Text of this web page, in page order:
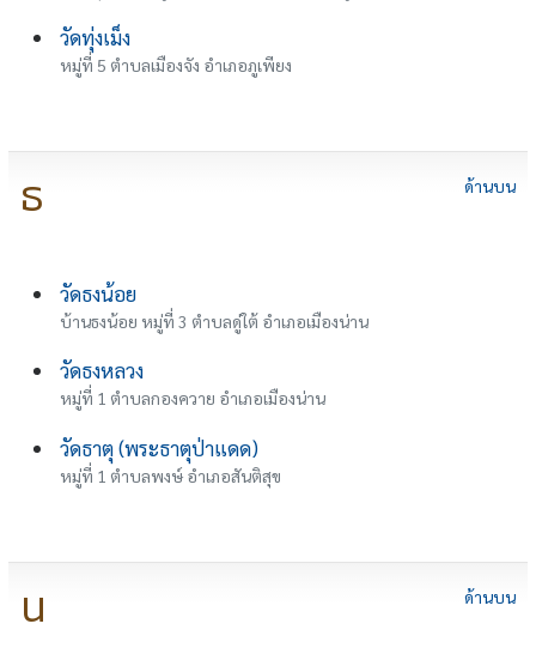
วัดทุ่งเม็ง
หมู่ที่ 5 ตำบลเมืองจัง อำเภอภูเพียง
ด้านบน
ธ
วัดธงน้อย
บ้านธงน้อย หมู่ที่ 3 ตำบลดู่ใต้ อำเภอเมืองน่าน
วัดธงหลวง
หมู่ที่ 1 ตำบลกองควาย อำเภอเมืองน่าน
วัดธาตุ (พระธาตุป่าแดด)
หมู่ที่ 1 ตำบลพงษ์ อำเภอสันติสุข
ด้านบน
น